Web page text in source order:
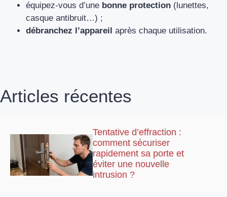
équipez-vous d’une bonne protection (lunettes,
casque antibruit…) ;
débranchez l’appareil après chaque utilisation.
Articles récentes
Tentative d’effraction :
comment sécuriser
rapidement sa porte et
éviter une nouvelle
intrusion ?